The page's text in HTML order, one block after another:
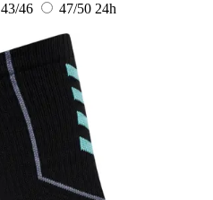
43/46 47/50 24h